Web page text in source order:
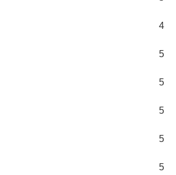
4
5
5
5
5
5